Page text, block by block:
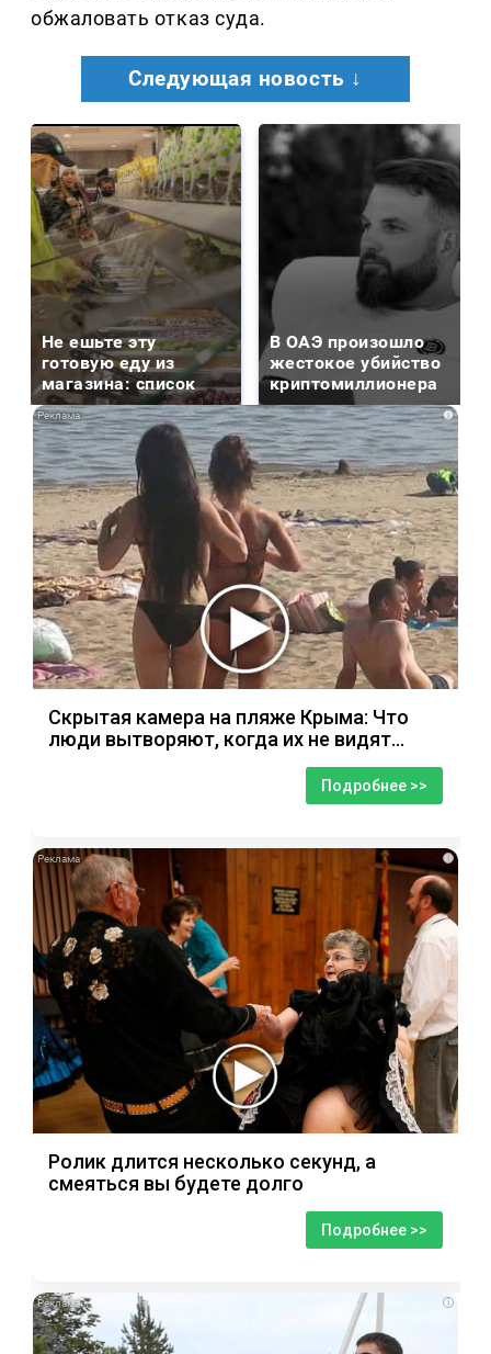
обжаловать отказ суда.
Следующая новость ↓
Не ешьте эту
готовую еду из
магазина: список
В ОАЭ произошло
жестокое убийство
криптомиллионера
i
Скрытая камера на пляже Крыма: Что
люди вытворяют, когда их не видят...
Подробнее >>
i
Ролик длится несколько секунд, а
смеяться вы будете долго
Подробнее >>
i